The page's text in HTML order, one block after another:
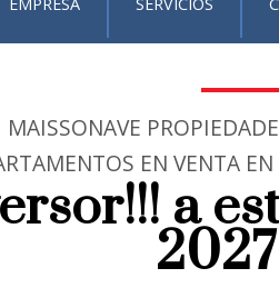
MAISSONAVE
EN VENTA
a